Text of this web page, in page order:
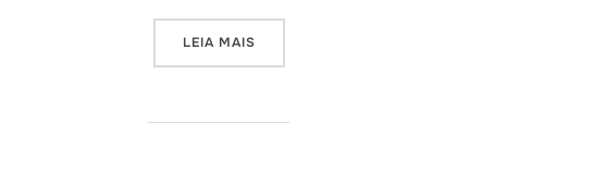
LEIA MAIS“AMBIENTES CORPORATIVOS”